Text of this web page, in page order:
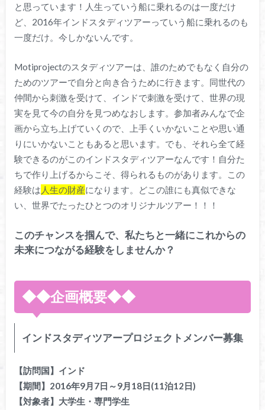
と思っています！人生っていう船に乗れるのは一度だけ
ど、2016年インドスタディツアーっていう船に乗れるのも
一度だけ。今しかないんです。
Motiprojectのスタディツアーは、誰のためでもなく自分の
ためのツアーで自分と向き合うために行きます。同世代の
仲間から刺激を受けて、インドで刺激を受けて、世界の現
実を見て今の自分を見つめなおします。参加者みんなで企
画から立ち上げていくので、上手くいかないことや思い通
りにいかないこともあると思います。でも、それら全て経
験できるのがこのインドスタディツアーなんです！自分た
ちで作り上げるからこそ、得られるものがあります。この
経験は 人生の財産になります。どこの誰にも真似できな
い、世界でたったひとつのオリジナルツアー！！！
このチャンスを掴んで、私たちと一緒にこれからの
未来につながる経験をしませんか？
◆◆企画概要◆◆
インドスタディツアープロジェクトメンバー募集
【訪問国】インド
【期間】2016年9月7日～9月18日(11泊12日)
【対象者】大学生・専門学生